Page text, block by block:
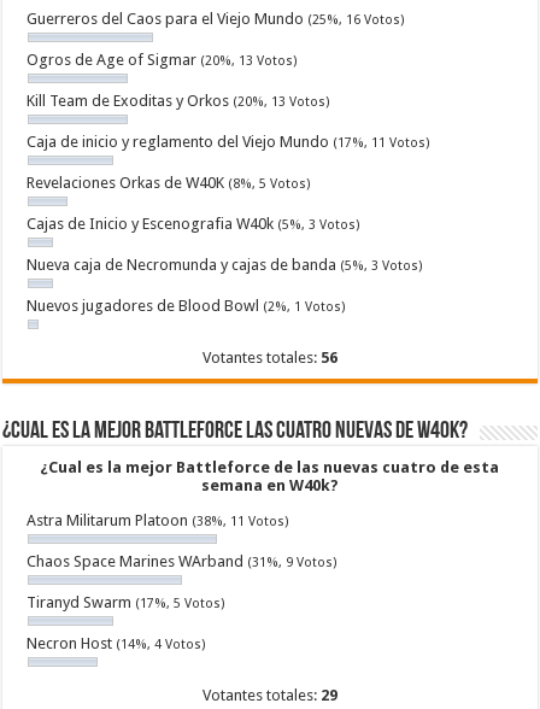
Guerreros del Caos para el Viejo Mundo (25%, 16 Votos)
Ogros de Age of Sigmar (20%, 13 Votos)
Kill Team de Exoditas y Orkos (20%, 13 Votos)
Caja de inicio y reglamento del Viejo Mundo (17%, 11 Votos)
Revelaciones Orkas de W40K (8%, 5 Votos)
Cajas de Inicio y Escenografia W40k (5%, 3 Votos)
Nueva caja de Necromunda y cajas de banda (5%, 3 Votos)
Nuevos jugadores de Blood Bowl (2%, 1 Votos)
Votantes totales: 56
¿Cual es la mejor Battleforce las cuatro nuevas de W40k?
¿Cual es la mejor Battleforce de las nuevas cuatro de esta
semana en W40k?
Astra Militarum Platoon (38%, 11 Votos)
Chaos Space Marines WArband (31%, 9 Votos)
Tiranyd Swarm (17%, 5 Votos)
Necron Host (14%, 4 Votos)
Votantes totales: 29